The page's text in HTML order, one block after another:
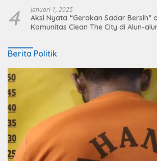
4 Januari 1, 2025
Aksi Nyata “Gerakan Sadar Bersih”
Komunitas Clean The City di Alun-
Berita Politik